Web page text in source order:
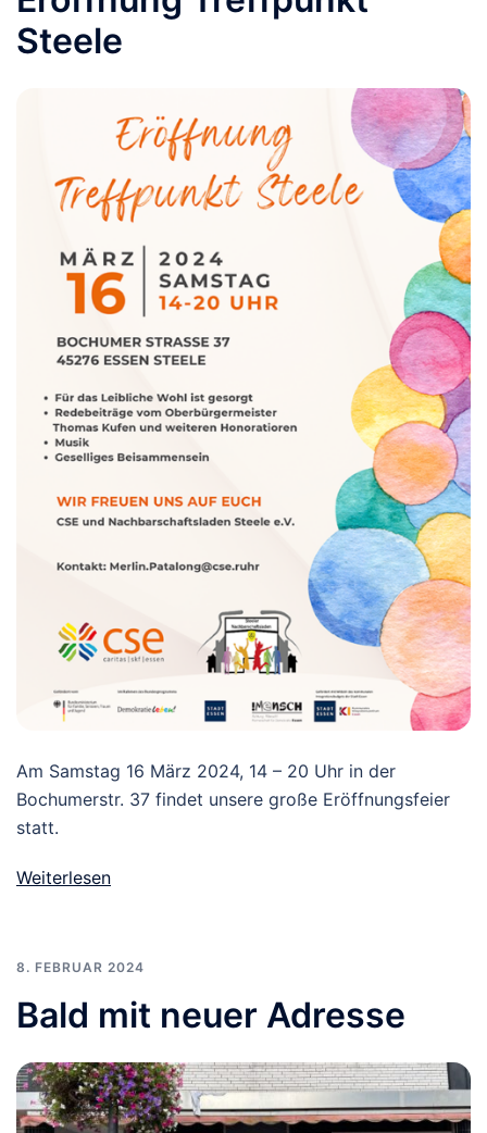
Steele
Am Samstag 16 März 2024, 14 – 20 Uhr in der
Bochumerstr. 37 findet unsere große Eröffnungsfeier
statt.
Weiterlesen
8. FEBRUAR 2024
Bald mit neuer Adresse